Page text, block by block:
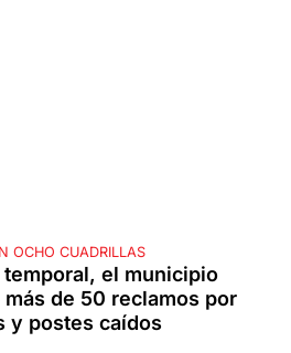
OCHO CUADRILLAS
temporal, el municipio
de 50 reclamos por
y postes caídos